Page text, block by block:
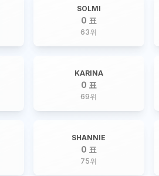
SOLMI
0 표
63위
KARINA
0 표
69위
SHANNIE
0 표
75위